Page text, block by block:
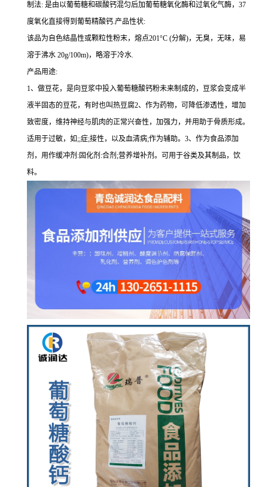
制法: 是由以葡萄糖和碳酸钙混匀后加葡萄糖氧化酶和过氧化气酶，37
度氧化直接得到葡萄精酸钙.产品性状:
该品为自色结晶性或颗粒性粉末，熔点201°C (分解)，无臭，无味，易
溶于沸水 20g/100m)，略溶于冷水.
产品用途:
1、做豆花，是向豆浆中投入葡萄糖酸钙粉未来制成的，豆浆会变成半
液半固态的豆花，有时也叫热豆腐2、作为药物，可降低渗透性，增加
致密度，维持神经与肌肉的正常兴奋性，加强力，并用助于骨质形成。
适用于过敏，如;;症;接性，以及血清病;作为辅助。3、作为食品添加
剂，用作缓冲剂:固化剂:合剂;营养增补剂。可用于谷类及其制品，饮
料。